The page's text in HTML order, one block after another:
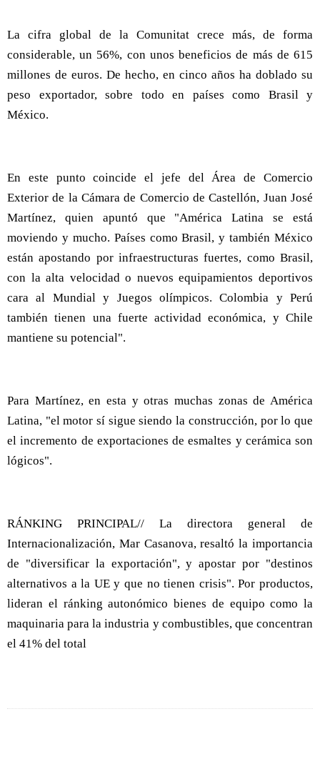
La cifra global de la Comunitat crece más, de forma
considerable, un 56%, con unos beneficios de más de 615
millones de euros. De hecho, en cinco años ha doblado su
peso exportador, sobre todo en países como Brasil y
México.
En este punto coincide el jefe del Área de Comercio
Exterior de la Cámara de Comercio de Castellón, Juan José
Martínez, quien apuntó que "América Latina se está
moviendo y mucho. Países como Brasil, y también México
están apostando por infraestructuras fuertes, como Brasil,
con la alta velocidad o nuevos equipamientos deportivos
cara al Mundial y Juegos olímpicos. Colombia y Perú
también tienen una fuerte actividad económica, y Chile
mantiene su potencial".
Para Martínez, en esta y otras muchas zonas de América
Latina, "el motor sí sigue siendo la construcción, por lo que
el incremento de exportaciones de esmaltes y cerámica son
lógicos".
RÁNKING PRINCIPAL// La directora general de
Internacionalización, Mar Casanova, resaltó la importancia
de "diversificar la exportación", y apostar por "destinos
alternativos a la UE y que no tienen crisis". Por productos,
lideran el ránking autonómico bienes de equipo como la
maquinaria para la industria y combustibles, que concentran
el 41% del total